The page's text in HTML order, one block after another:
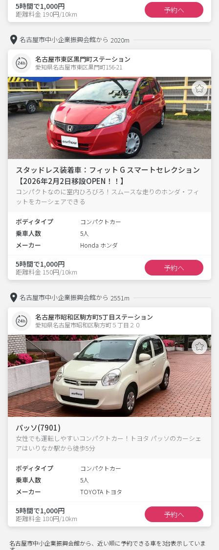
5時間で1,000円
距離料金 190円/10km 予約へ
名古屋市中小企業振興会館から 2020m
名古屋市東区黒門町ステーション
愛知県名古屋市東区黒門町156-21
スタッドレス装着車：フィット G スマートセレクション
【2026年2月2日移設OPEN！！】
コンパクトなのに室内ひろびろ！スムースな走りのホンダ・フィ
ットをカーシェアできる
ボディタイプ コンパクトカー
乗車人数 5人
メーカー Honda ホンダ
5時間で1,000円
距離料金 150円/10km 予約へ
名古屋市中小企業振興会館から 2551m
名古屋市昭和区駒方町5丁目ステーション
愛知県名古屋市昭和区駒方町５丁目２０
パッソ(7901)
女性でも運転しやすいコンパクトカー！トヨタ パッソのカーシェ
アはいりなか駅から徒歩5分
ボディタイプ コンパクトカー
乗車人数 5人
メーカー TOYOTA トヨタ
5時間で1,000円
距離料金 180円/10km 予約へ
名古屋市中小企業振興会館から、近い順に予約できる車を3台表示していま